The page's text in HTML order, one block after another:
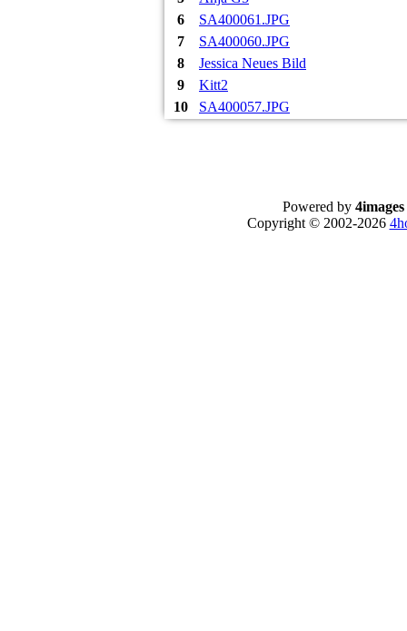
6
SA400061.JPG
7
SA400060.JPG
8
Jessica Neues Bild
9
Kitt2
10
SA400057.JPG
Powered by 4images
Copyright © 2002-2026